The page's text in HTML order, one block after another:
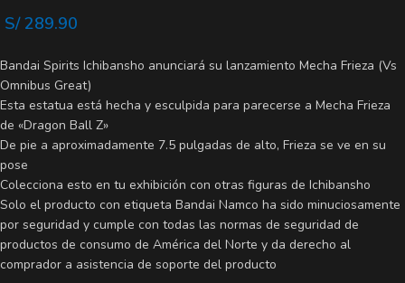
S/289.90
Bandai Spirits Ichibansho anunciará su lanzamiento Mecha Frieza (Vs
Omnibus Great)
Esta estatua está hecha y esculpida para parecerse a Mecha Frieza
de «Dragon Ball Z»
De pie a aproximadamente 7.5 pulgadas de alto, Frieza se ve en su
pose
Colecciona esto en tu exhibición con otras figuras de Ichibansho
Solo el producto con etiqueta Bandai Namco ha sido minuciosamente
por seguridad y cumple con todas las normas de seguridad de
productos de consumo de América del Norte y da derecho al
comprador a asistencia de soporte del producto